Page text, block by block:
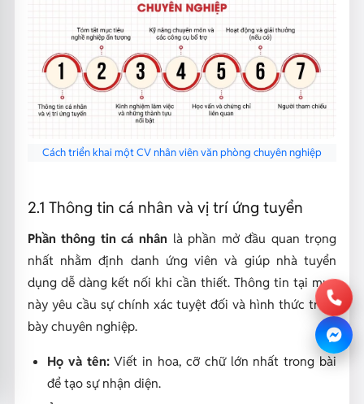
Cách triển khai một CV nhân viên văn phòng chuyên nghiệp
2.1 Thông tin cá nhân và vị trí ứng tuyển
Phần thông tin cá nhân là phần mở đầu quan trọng
nhất nhằm định danh ứng viên và giúp nhà tuyển
dụng dễ dàng kết nối khi cần thiết. Thông tin tại mục
này yêu cầu sự chính xác tuyệt đối và hình thức trình
bày chuyên nghiệp.
Họ và tên:Viết in hoa, cỡ chữ lớn nhất trong bài
để tạo sự nhận diện.